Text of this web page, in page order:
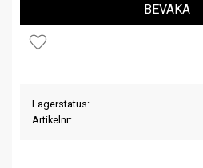
Lägg till i favoriter
BEVAKA
Lagerstatus
Artikelnr